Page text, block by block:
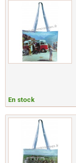
En stock